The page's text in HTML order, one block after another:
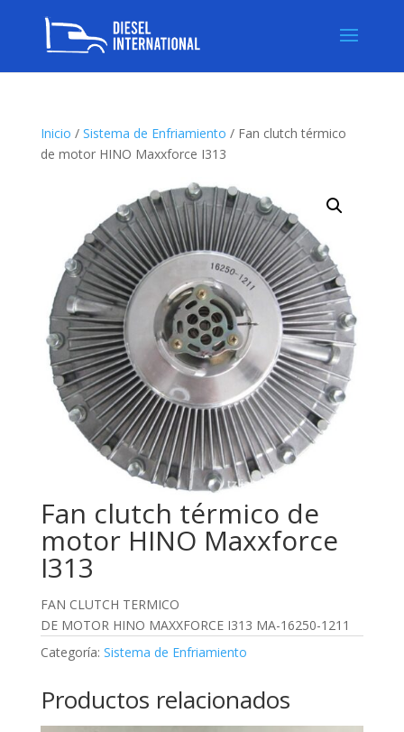
Inicio / Sistema de Enfriamiento / Fan clutch térmico
de motor HINO Maxxforce I313
Fan clutch térmico de
motor HINO Maxxforce
I313
FAN CLUTCH TERMICO
DE MOTOR HINO MAXXFORCE I313 MA-16250-1211
Categoría: Sistema de Enfriamiento
Productos relacionados